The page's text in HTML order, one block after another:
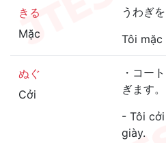
きる
Mặc
うわぎを
Tôi mặc
ぬぐ
Cởi
・コー
ぎます。
- Tôi
giày.